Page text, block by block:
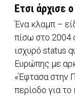
Ετσι άρχισε
Ένα κλαμπ –
πίσω στο 2004
ισχυρό status
Ευρώπης με
«Έφτασα στην
περίοδο για